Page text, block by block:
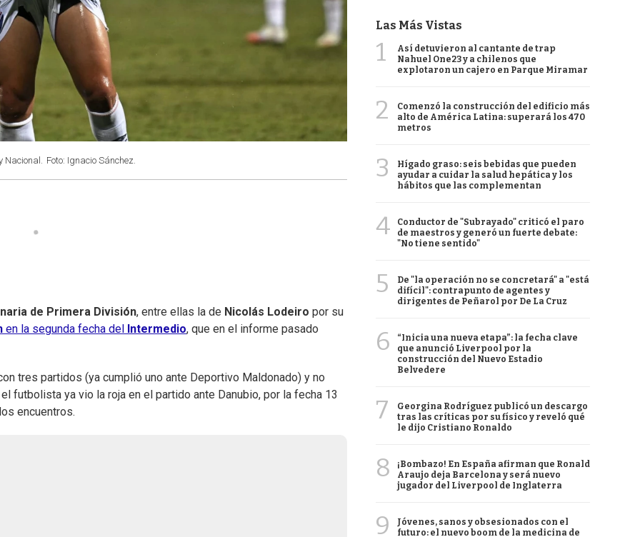
Nacional. Foto: Ignacio Sánchez.
de Primera División, entre ellas la de Nicolás Lodeiro por su
en la segunda fecha del Intermedio, que en el informe pasado
tres partidos (ya cumplió uno ante Deportivo Maldonado) y no
futbolista ya vio la roja en el partido ante Danubio, por la fecha 13
encuentros.
Las Más Vistas
1
Así detuvieron al cantante de trap
Nahuel One23 y a chilenos que
explotaron un cajero en Parque Miramar
2
Comenzó la construcción del edificio más
alto de América Latina: superará los 470
metros
3
Hígado graso: seis bebidas que pueden
ayudar a cuidar la salud hepática y los
hábitos que las complementan
4
Conductor de "Subrayado" criticó el paro
de maestros y generó un fuerte debate:
"No tiene sentido"
5
De "la operación no se concretará" a "está
difícil": contrapunto de agentes y
dirigentes de Peñarol por De La Cruz
6
“Inicia una nueva etapa”: la fecha clave
que anunció Liverpool por la
construcción del Nuevo Estadio
Belvedere
7
Georgina Rodríguez publicó un descargo
tras las críticas por su físico y reveló qué
le dijo Cristiano Ronaldo
8
¡Bombazo! En España afirman que Ronald
Araujo deja Barcelona y será nuevo
jugador del Liverpool de Inglaterra
9
Jóvenes, sanos y obsesionados con el
futuro: el nuevo boom de la medicina de